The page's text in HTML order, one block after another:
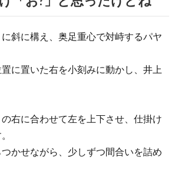
斜に構え、奥足重心で対峙するパヤ
に置いた右を小刻みに動かし、井上
右に合わせて左を上下させ、仕掛け
かせながら、少しずつ間合いを詰め